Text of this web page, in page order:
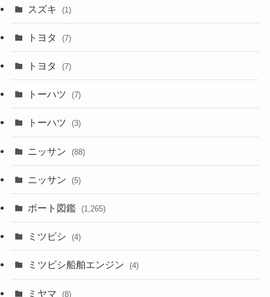
スズキ (1)
トヨタ (7)
トヨタ (7)
トーハツ (7)
トーハツ (3)
ニッサン (88)
ニッサン (5)
ボート図鑑 (1,265)
ミツビシ (4)
ミツビシ船舶エンジン (4)
ミヤマ (8)